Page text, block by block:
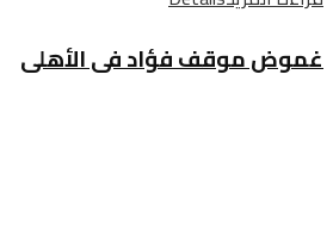
غموض موقف فؤاد فى الأهلى